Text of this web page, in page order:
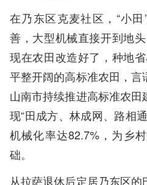
在乃东区克麦社区，“小
善，大型机械直接开到地
现在农田改造好了，种地
平整开阔的高标准农田，言
山南市持续推进高标准农
现“田成方、林成网、路相
机械化率达82.7%，为乡
础。
从拉萨退休后定居乃东区